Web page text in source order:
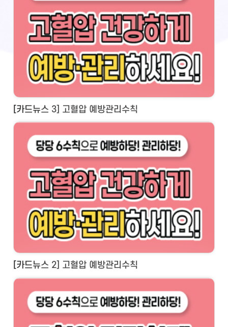
[카드뉴스 3] 고혈압 예방관리수칙
[카드뉴스 2] 고혈압 예방관리수칙